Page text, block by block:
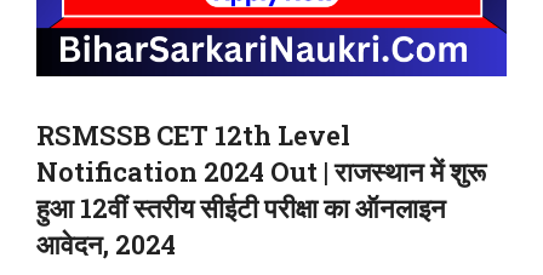
RSMSSB CET 12th Level
Notification 2024 Out | राजस्थान में शुरू
हुआ 12वीं स्तरीय सीईटी परीक्षा का ऑनलाइन
आवेदन, 2024